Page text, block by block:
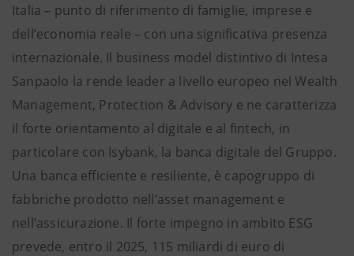
Italia – punto di riferimento di famiglie, imprese e
dell’economia reale – con una significativa presenza
internazionale. Il business model distintivo di Intesa
Sanpaolo la rende leader a livello europeo nel Wealth
Management, Protection & Advisory e ne caratterizza
il forte orientamento al digitale e al fintech, in
particolare con Isybank, la banca digitale del Gruppo.
Una banca efficiente e resiliente, è capogruppo di
fabbriche prodotto nell’asset management e
nell’assicurazione. Il forte impegno in ambito ESG
prevede, entro il 2025, 115 miliardi di euro di